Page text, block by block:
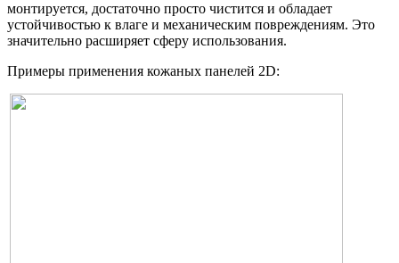
монтируется, достаточно просто чистится и обладает
устойчивостью к влаге и механическим повреждениям. Это
значительно расширяет сферу использования.
Примеры применения кожаных панелей 2D: